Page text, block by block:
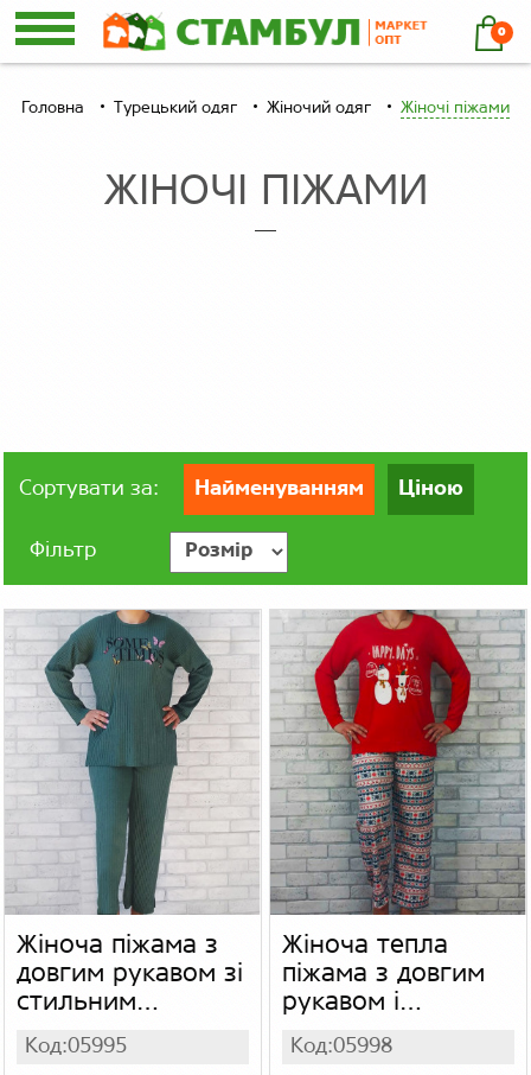
0
Головна Турецький одяг Жіночий одяг Жіночі піжами
ЖІНОЧІ ПІЖАМИ
Сортувати за: Найменуванням Ціною
Фільтр
Жіноча піжама з
довгим рукавом зі
стильним
написом, рубчик
Код:05995
Жіноча тепла
піжама з довгим
рукавом і
малюнком олень,
начіс
Код:05998